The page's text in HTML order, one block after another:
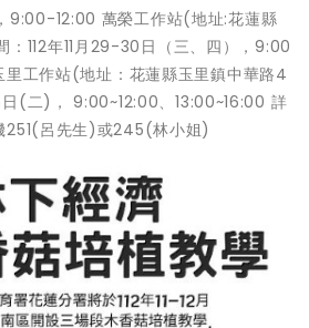
9:00-12:00 萬榮工作站(地址:花蓮縣
112年11月29-30日（三、四），9:00
里工作站(地址：花蓮縣玉里鎮中華路4
日(二)， 9:00~12:00、13:00~16:00 詳
251(呂先生)或245(林小姐)